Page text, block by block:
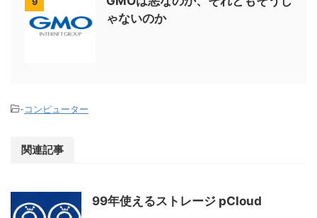
ゃないのか
-コンピューター
関連記事
99年使えるストレージ pCloud